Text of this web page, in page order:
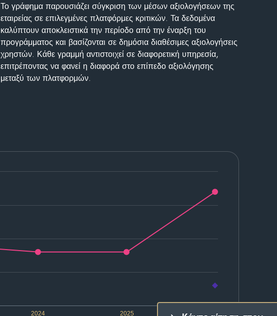
Το γράφημα παρουσιάζει σύγκριση των μέσων αξιολογήσεων της
εταιρείας σε επιλεγμένες πλατφόρμες κριτικών. Τα δεδομένα
καλύπτουν αποκλειστικά την περίοδο από την έναρξη του
προγράμματος και βασίζονται σε δημόσια διαθέσιμες αξιολογήσεις
χρηστών. Κάθε γραμμή αντιστοιχεί σε διαφορετική υπηρεσία,
επιτρέποντας να φανεί η διαφορά στο επίπεδο αξιολόγησης
μεταξύ των πλατφορμών.
2024 2025 2026